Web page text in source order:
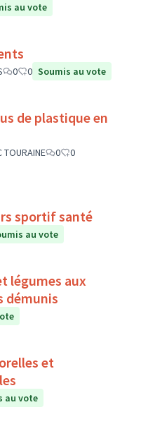
au vote
0 0 Soumis au vote
de plastique en
TOURAINE 0
0
sportif santé
au vote
légumes aux
démunis
et
au vote